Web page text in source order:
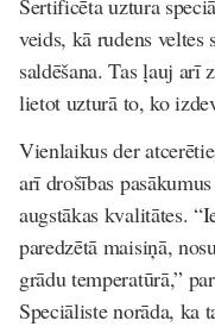
veids, kā rudens
saldēšana. Tas ļauj arī
lietot uzturā to, ko
Vienlaikus der
arī drošības
augstākas kvalitātes.
paredzētā maisiņā,
grādu temperatūrā,”
Speciāliste norāda, ka